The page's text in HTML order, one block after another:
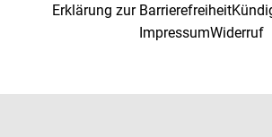
Erklärung zur Barrierefreiheit
ImpressumWiderruf